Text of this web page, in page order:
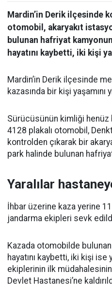
Mardin’in Derik ilçesinde
otomobil, akaryakıt
bulunan hafriyat
hayatını kaybetti, iki kişi
Mardin’in Derik ilçesinde
kazasında bir kişi yaşamını
Sürücüsünün kimliği henüz
4128 plakalı otomobil,
kontrolden çıkarak bir
park halinde bulunan
Yaralılar
İhbar üzerine kaza yerine
jandarma ekipleri sevk
Kazada otomobilde
hayatını kaybetti, iki kişi ise
ekiplerinin ilk
Devlet Hastanesi’ne